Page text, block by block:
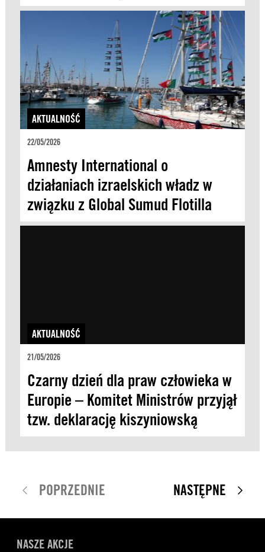
AKTUALNOŚĆ
22/05/2026
Amnesty International o
działaniach izraelskich władz w
związku z Global Sumud Flotilla
AKTUALNOŚĆ
21/05/2026
Czarny dzień dla praw człowieka w
Europie – Komitet Ministrów przyjął
tzw. deklarację kiszyniowską
POPRZEDNIE NASTĘPNE
NASZE AKCJE